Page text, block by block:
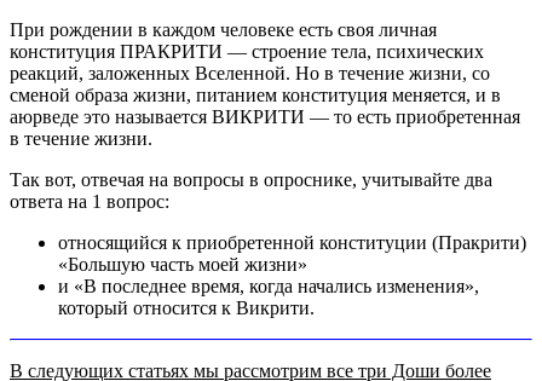
При рождении в каждом человеке есть своя личная
конституция ПРАКРИТИ — строение тела, психических
реакций, заложенных Вселенной. Но в течение жизни, со
сменой образа жизни, питанием конституция меняется, и в
аюрведе это называется ВИКРИТИ — то есть приобретенная
в течение жизни.
Так вот, отвечая на вопросы в опроснике, учитывайте два
ответа на 1 вопрос:
относящийся к приобретенной конституции (Пракрити)
«Большую часть моей жизни»
и «В последнее время, когда начались изменения»,
который относится к Викрити.
В следующих статьях мы рассмотрим все три Доши более